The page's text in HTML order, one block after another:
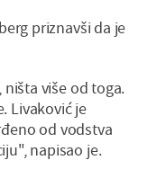
priznavši da je
više od toga.
Livaković je
od vodstva
napisao je.